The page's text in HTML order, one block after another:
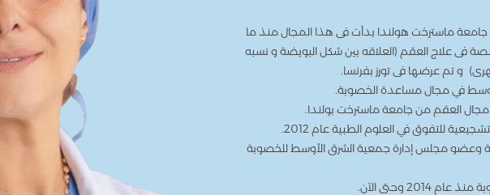
جامعة ماسترخت هولندا بدأت فى هذا المجال منذ ما
فى علاج العقم (العلاقه بين شكل البويضة و نسبه
و تم عرضها فى تورز بفرنسا.
في مجال مساعدة الخصوبة.
مجال العقم من جامعة ماسترخت بولندا.
للتفوق في العلوم الطبية عام 2012.
وعضو مجلس إدارة جمعية الشرق الأوسط للخصوبة
وحتى الآن.